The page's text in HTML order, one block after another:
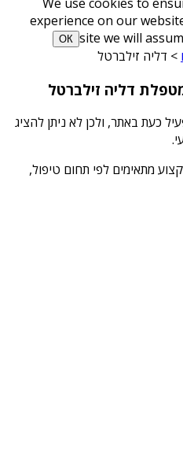
experience on our
site we will
ОК
> דליה זילברטל
דליה זילברטל
כעת באתר, ולכן לא ניתן להציג
מתאימים לפי תחום טיפול,